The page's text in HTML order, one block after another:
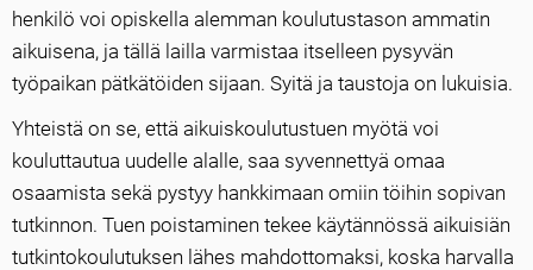
henkilö voi opiskella alemman koulutustason ammatin
aikuisena, ja tällä lailla varmistaa itselleen pysyvän
työpaikan pätkätöiden sijaan. Syitä ja taustoja on lukuisia.
Yhteistä on se, että aikuiskoulutustuen myötä voi
kouluttautua uudelle alalle, saa syvennettyä omaa
osaamista sekä pystyy hankkimaan omiin töihin sopivan
tutkinnon. Tuen poistaminen tekee käytännössä aikuisiän
tutkintokoulutuksen lähes mahdottomaksi, koska harvalla